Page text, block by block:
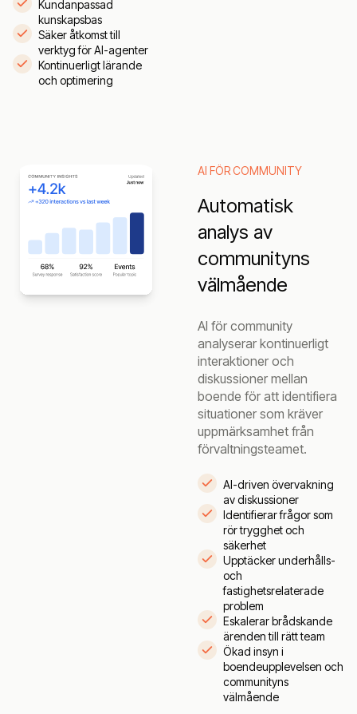
Kundanpassad
kunskapsbas
Säker åtkomst till
verktyg för AI-agenter
Kontinuerligt lärande
och optimering
AI FÖR COMMUNITY
Automatisk
analys av
communityns
välmående
AI för community
analyserar kontinuerligt
interaktioner och
diskussioner mellan
boende för att identifiera
situationer som kräver
uppmärksamhet från
förvaltningsteamet.
AI-driven övervakning
av diskussioner
Identifierar frågor som
rör trygghet och
säkerhet
Upptäcker underhålls-
och
fastighetsrelaterade
problem
Eskalerar brådskande
ärenden till rätt team
Ökad insyn i
boendeupplevelsen och
communityns
välmående